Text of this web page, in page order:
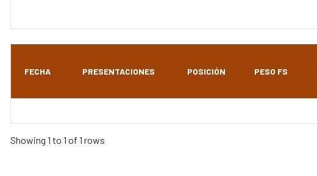
FECHA PRESENTACIONES POSICIÓN PESO FS
Showing 1 to 1 of 1 rows